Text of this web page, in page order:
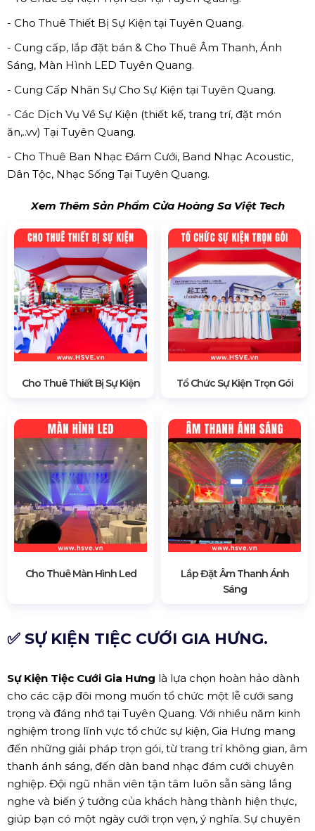
- Cho Thuê Thiết Bị Sự Kiện tại Tuyên Quang.
- Cung cấp, lắp đặt bán & Cho Thuê Âm Thanh, Ánh
Sáng, Màn Hình LED Tuyên Quang.
- Cung Cấp Nhân Sự Cho Sự Kiện tại Tuyên Quang.
- Các Dịch Vụ Về Sự Kiện (thiết kế, trang trí, đặt món
ăn,..vv) Tại Tuyên Quang.
- Cho Thuê Ban Nhạc Đám Cưới, Band Nhạc Acoustic,
Dân Tộc, Nhạc Sống Tại Tuyên Quang.
Xem Thêm Sản Phẩm Cửa Hoàng Sa Việt Tech
Cho Thuê Thiết Bị Sự Kiện Tổ Chức Sự Kiện Trọn Gói
Cho Thuê Màn Hình Led
Lắp Đặt Âm Thanh Ánh
Sáng
✅ SỰ KIỆN TIỆC CƯỚI GIA HƯNG.
Sự Kiện Tiệc Cưới Gia Hưng là lựa chọn hoàn hảo dành
cho các cặp đôi mong muốn tổ chức một lễ cưới sang
trọng và đáng nhớ tại Tuyên Quang. Với nhiều năm kinh
nghiệm trong lĩnh vực tổ chức sự kiện, Gia Hưng mang
đến những giải pháp trọn gói, từ trang trí không gian, âm
thanh ánh sáng, đến dàn band nhạc đám cưới chuyên
nghiệp. Đội ngũ nhân viên tận tâm luôn sẵn sàng lắng
nghe và biến ý tưởng của khách hàng thành hiện thực,
giúp bạn có một ngày cưới trọn vẹn, ý nghĩa. Sự chuyên